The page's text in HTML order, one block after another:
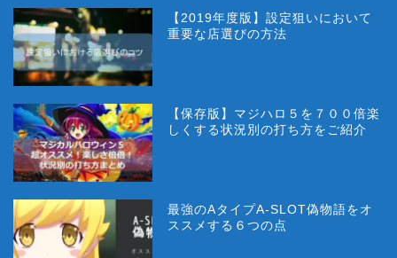
【2019年度版】設定狙いにおいて
重要な店選びの方法
【保存版】マジハロ５を７００倍楽
しくする状況別の打ち方をご紹介
最強のAタイプA-SLOT偽物語をオ
ススメする６つの点